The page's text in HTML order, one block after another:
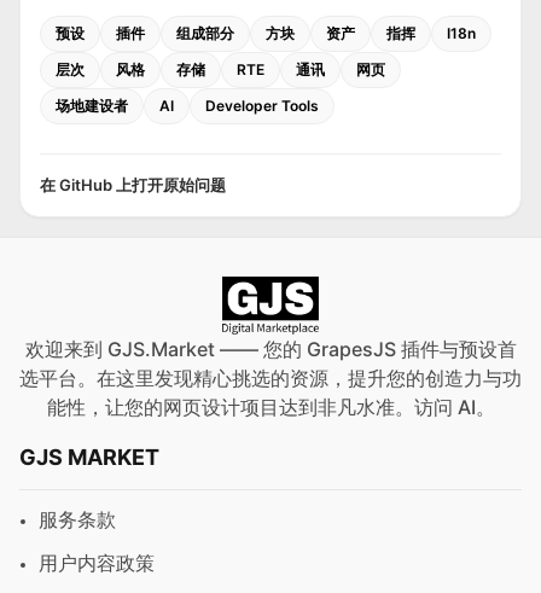
预设 插件 组成部分 方块 资产 指挥
I18n
层次
风格 存储 RTE 通讯
网页
场地建设者
AI Developer Tools
在 GitHub 上打开原始问题
欢迎来到 GJS.Market —— 您的 GrapesJS 插件与预设首
选平台。在这里发现精心挑选的资源，提升您的创造力与功
能性，让您的网页设计项目达到非凡水准。访问 AI。
GJS MARKET
服务条款
用户内容政策